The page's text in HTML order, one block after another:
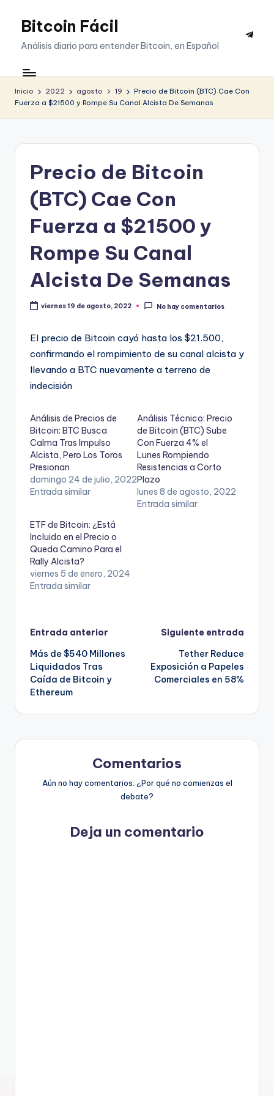
SaltarBitcoin Fácil
Análisis diario para entender Bitcoin, en Español
Inicio 2022 agosto 19
Precio de Bitcoin (BTC) Cae Con
Fuerza a $21500 y Rompe Su Canal Alcista De Semanas
Precio de Bitcoin
(BTC) Cae Con
Fuerza a $21500 y
Rompe Su Canal
Alcista De Semanas
viernes 19 de agosto, 2022 No hay comentarios
El precio de Bitcoin cayó hasta los $21.500,
confirmando el rompimiento de su canal alcista y
llevando a BTC nuevamente a terreno de
indecisión
Análisis de Precios de
Bitcoin: BTC Busca
Calma Tras Impulso
Alcista, Pero Los Toros
Presionan
domingo 24 de julio, 2022
Entrada similar
Análisis Técnico: Precio
de Bitcoin (BTC) Sube
Con Fuerza 4% el
Lunes Rompiendo
Resistencias a Corto
Plazo
lunes 8 de agosto, 2022
Entrada similar
ETF de Bitcoin: ¿Está
Incluido en el Precio o
Queda Camino Para el
Rally Alcista?
viernes 5 de enero, 2024
Entrada similar
Navegación
de
entradas
Entrada anterior
Más de $540 Millones
Liquidados Tras
Caída de Bitcoin y
Ethereum
Siguiente entrada
Tether Reduce
Exposición a Papeles
Comerciales en 58%
Comentarios
Aún no hay comentarios. ¿Por qué no comienzas el
debate?
Deja un comentario